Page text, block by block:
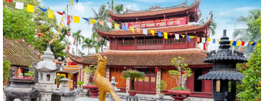
Thông báo thu hồi thuốc không đạt tiêu chuẩn chất lượng
ĐOÀN KIỂM TRA LIÊN NGÀNH XÃ AN LÃO KIỂM TRA CÔNG TÁC BẢO
ĐẢM AN TOÀN THỰC PHẨM TẠI CÁC CƠ SỞ SẢN...
Đảng ủy - HĐND - UBND - Ủy ban MTTQ Việt Nam xã An Lão dâng
hương tri ân các anh hùng liệt sĩ